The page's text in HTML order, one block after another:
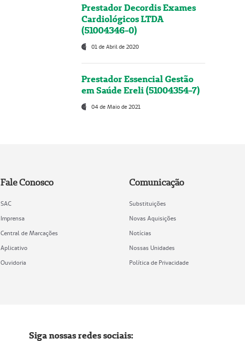
Prestador Decordis Exames
Cardiológicos LTDA
(51004346-0)
01 de Abril de 2020
Prestador Essencial Gestão
em Saúde Ereli (51004354-7)
04 de Maio de 2021
Fale Conosco
SAC
Imprensa
Central de Marcações
Aplicativo
Ouvidoria
Comunicação
Substituições
Novas Aquisições
Notícias
Nossas Unidades
Política de Privacidade
Siga nossas redes sociais: